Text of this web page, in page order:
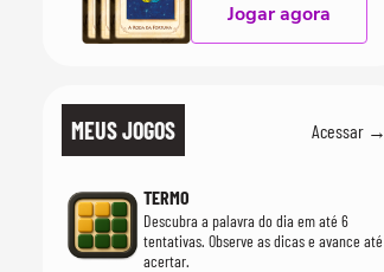
MEUS JOGOS Acessar →
TERMO
Descubra a palavra do dia em até 6
tentativas. Observe as dicas e avance até
acertar.
Jogar agora